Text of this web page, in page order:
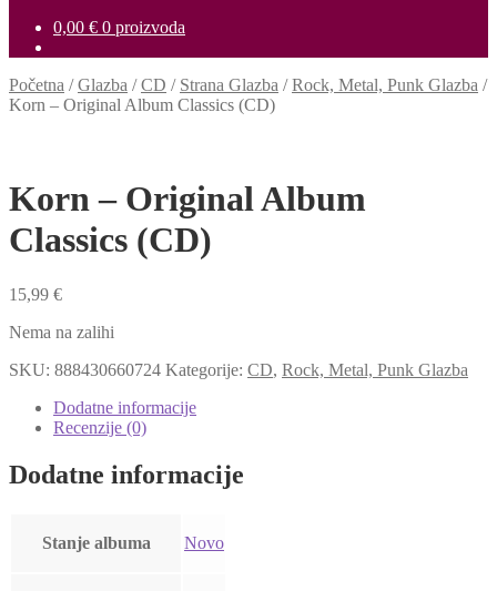
0,00 € 0 proizvoda
Početna /Glazba /CD / Strana Glazba /Rock, Metal, Punk Glazba /
Korn – Original Album Classics (CD)
Korn – Original Album
Classics (CD)
15,99 €
Nema na zalihi
SKU: 888430660724 Kategorije: CD, Rock, Metal, Punk Glazba
Dodatne informacije
Recenzije (0)
Dodatne informacije
Stanje albuma Novo